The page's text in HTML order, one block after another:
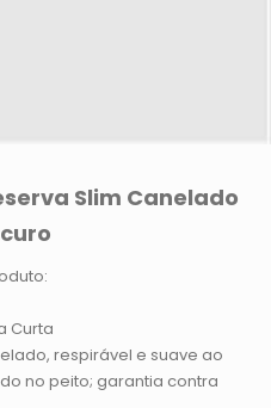
Slim Canelado
Curta
respirável e suave ao
no peito; garantia contra